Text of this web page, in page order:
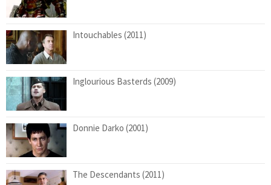
Intouchables (2011)
Inglourious Basterds (2009)
Donnie Darko (2001)
The Descendants (2011)